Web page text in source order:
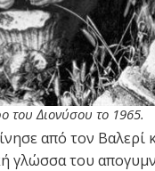
του Διονύσου το 1965.
από τον Βαλερί
γλώσσα του